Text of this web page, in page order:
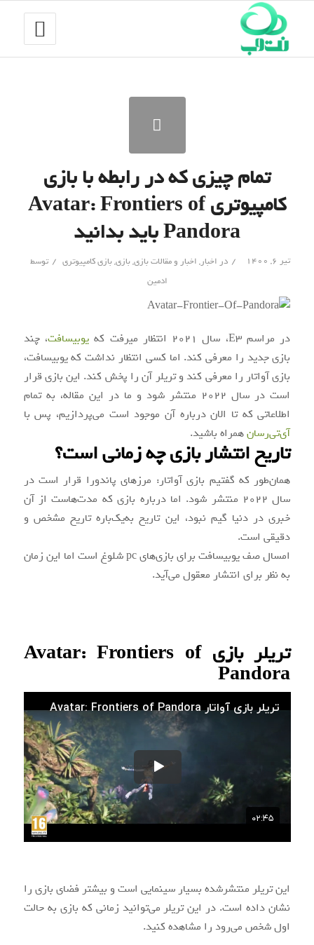
تمام چیزی که در رابطه با بازی
کامپیوتری Avatar: Frontiers of
Pandora باید بدانید
تیر ۶, ۱۴۰۰ / در اخبار, اخبار و مقالات بازی,بازی,بازی کامپیوتری / توسط
ادمین
در مراسم E۳، سال ۲۰۲۱ انتظار میرفت که یوبیسافت، چند
بازی جدید را معرفی کند. اما کسی انتظار نداشت که یوبیسافت،
بازی آواتار را معرفی کند و تریلر آن را پخش کند. این بازی قرار
است در سال ۲۰۲۲ منتشر شود و ما در این مقاله، به تمام
اطلاعاتی که تا الان درباره آن موجود است می‌پردازیم، پس با
آی‌تی‌رسانهمراه باشید.
تاریخ انتشار بازی چه زمانی است؟
همان‌طور که گفتیم بازی آواتار: مرزهای پاندورا قرار است در
سال ۲۰۲۲ منتشر شود. اما درباره بازی که مدت‌هاست از آن
خبری در دنیا گیم نبود، این تاریخ به‌یک‌باره تاریخ مشخص و
دقیقی است.
امسال صف یوبیسافت برای بازی‌های pc شلوغ است اما این زمان
به نظر برای انتشار معقول می‌آید.
تریلر بازی Avatar: Frontiers of
Pandora
این تریلر منتشرشده بسیار سینمایی است و بیشتر فضای بازی را
نشان داده است. در این تریلر می‌توانید زمانی که بازی به حالت
اول شخص می‌رود را مشاهده کنید.